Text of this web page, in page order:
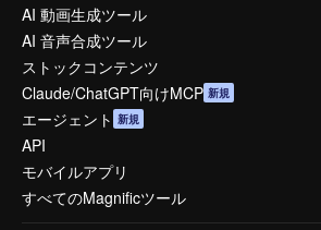
AI 動画生成ツール
AI 音声合成ツール
ストックコンテンツ
Claude/ChatGPT向けMCP 新規
エージェント 新規
API
モバイルアプリ
すべてのMagnificツール